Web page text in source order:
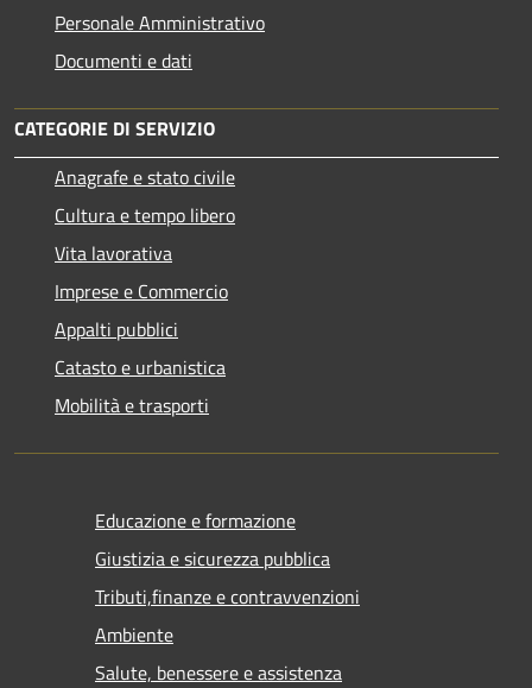
Personale Amministrativo
Documenti e dati
CATEGORIE DI SERVIZIO
Anagrafe e stato civile
Cultura e tempo libero
Vita lavorativa
Imprese e Commercio
Appalti pubblici
Catasto e urbanistica
Mobilità e trasporti
Educazione e formazione
Giustizia e sicurezza pubblica
Tributi,finanze e contravvenzioni
Ambiente
Salute, benessere e assistenza